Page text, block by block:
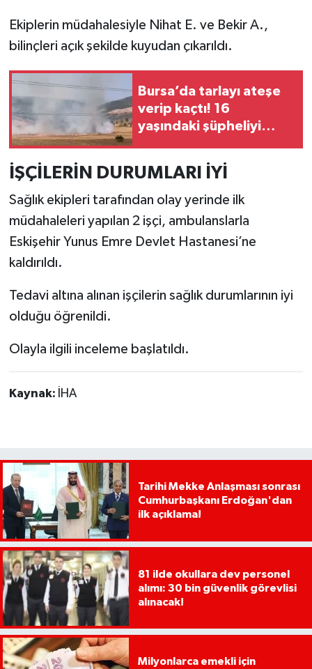
Ekiplerin müdahalesiyle Nihat E. ve Bekir A.,
bilinçleri açık şekilde kuyudan çıkarıldı.
Bursa’da tarlayı ateşe
verip kaçtı! 16
yaşındaki şüpheliyi
İŞÇİLERİN DURUMLARI İYİ
Sağlık ekipleri tarafından olay yerinde ilk
müdahaleleri yapılan 2 işçi, ambulanslarla
Eskişehir Yunus Emre Devlet Hastanesi’ne
kaldırıldı.
Tedavi altına alınan işçilerin sağlık durumlarının iyi
olduğu öğrenildi.
Olayla ilgili inceleme başlatıldı.
Kaynak: İHA
Tarihi Mekke Anlaşması sonrası
Cumhurbaşkanı Erdoğan'dan
ilk açıklama!
81 ilde okullara dev personel
alımı: 30 bin güvenlik görevlisi
alınacak!
Milyonlarca emekli için